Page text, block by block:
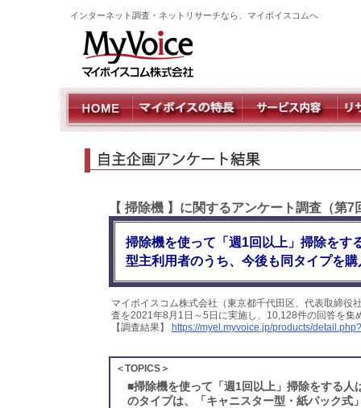
インターネット調査・ネットリサーチなら、マイボイスコムへ
【 掃除機 】に関するアンケート調査（第7
掃除機を使って「週1回以上」掃除をす
型主利用者のうち、今後も同タイプを
マイボイスコム株式会社（東京都千代田区、代表取締
査を2021年8月1日～5日に実施し、10,128件の回答を集
【調査結果】
https://myel.myvoice.jp/products/
＜TOPICS＞
■掃除機を使って「週1回以上」掃除をする
のタイプは、「キャニスター型・紙パック式